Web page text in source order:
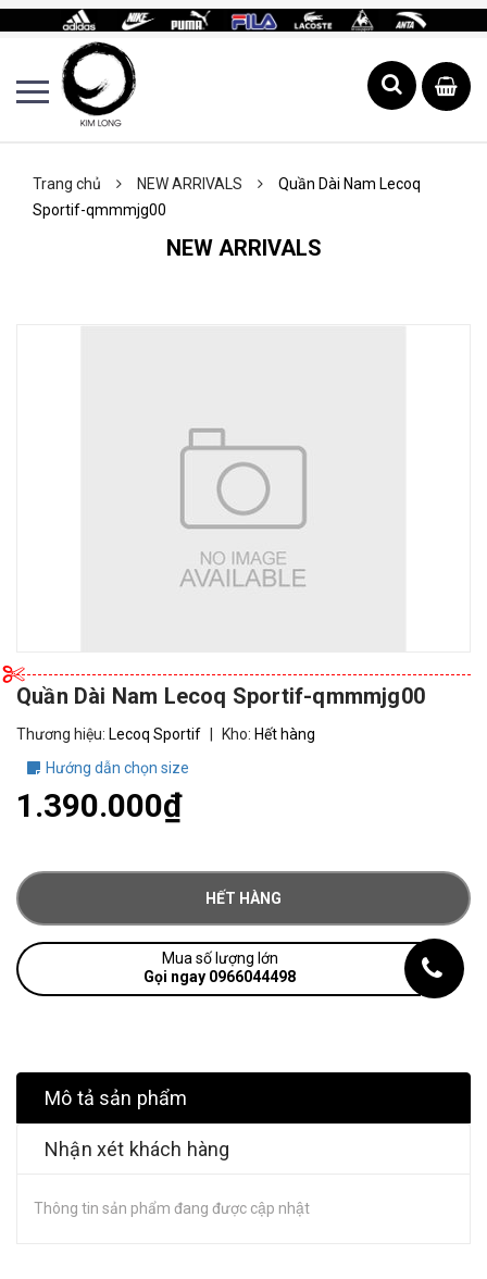
Trang chủ NEW ARRIVALS
Quần Dài Nam Lecoq
Sportif-qmmmjg00
NEW ARRIVALS
Quần Dài Nam Lecoq Sportif-qmmmjg00
Thương hiệu: Lecoq Sportif Kho: Hết hàng
Hướng dẫn chọn size
1.390.000₫
HẾT HÀNG
Mua số lượng lớn
Gọi ngay 0966044498
Mô tả sản phẩm
Nhận xét khách hàng
Thông tin sản phẩm đang được cập nhật